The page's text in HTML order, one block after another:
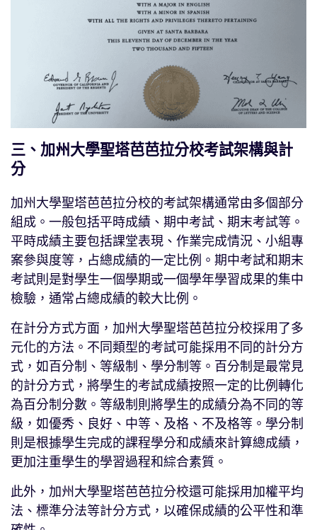
三、加州大學聖塔芭芭拉分校考試架構與計
分
加州大學聖塔芭芭拉分校的考試架構通常由多個部分
組成。一般包括平時成績、期中考試、期末考試等。
平時成績主要包括課堂表現、作業完成情況、小組專
案參與度等，占總成績的一定比例。期中考試和期末
考試則是對學生一個學期或一個學年學習成果的集中
檢驗，通常占總成績的較大比例。
在計分方式方面，加州大學聖塔芭芭拉分校採用了多
元化的方法。不同類型的考試可能採用不同的計分方
式，如百分制、等級制、學分制等。百分制是最常見
的計分方式，將學生的考試成績按照一定的比例轉化
為百分制分數。等級制則將學生的成績分為不同的等
級，如優秀、良好、中等、及格、不及格等。學分制
則是根據學生完成的課程學分和成績來計算總成績，
更加注重學生的學習過程和綜合素質。
此外，加州大學聖塔芭芭拉分校還可能採用加權平均
法、標準分法等計分方式，以確保成績的公平性和準